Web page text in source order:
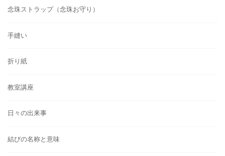
念珠ストラップ（念珠お守り）
手縫い
折り紙
教室講座
日々の出来事
結びの名称と意味